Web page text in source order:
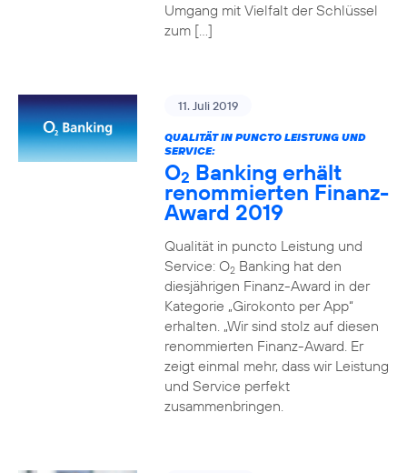
Umgang mit Vielfalt der Schlüssel
zum […]
11. Juli 2019
QUALITÄT IN PUNCTO LEISTUNG UND
SERVICE:
O2 Banking erhält
renommierten Finanz-
Award 2019
Qualität in puncto Leistung und
Service: O2Banking hat den
diesjährigen Finanz-Award in der
Kategorie „Girokonto per App“
erhalten. „Wir sind stolz auf diesen
renommierten Finanz-Award. Er
zeigt einmal mehr, dass wir Leistung
und Service perfekt
zusammenbringen.